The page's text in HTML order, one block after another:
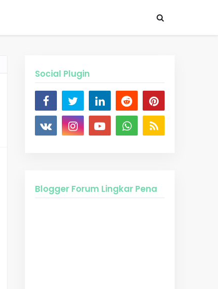
Social Plugin
Blogger Forum Lingkar Pena